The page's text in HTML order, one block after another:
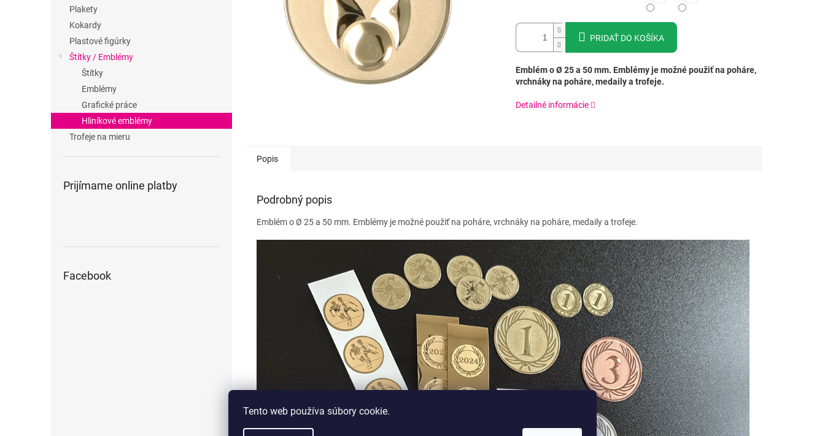
Tento web používa súbory cookie.
Plakety
Kokardy
Plastové figúrky
Štítky / Emblémy
Štítky
Emblémy
Grafické práce
Hliníkové emblémy
Trofeje na mieru
Prijímame online platby
Facebook
PRIDAŤ DO KOŠÍKA
Emblém o Ø 25 a 50 mm. Emblémy je možné použiť na poháre,
vrchnáky na poháre, medaily a trofeje.
Detailné informácie
Popis
Podrobný popis
Emblém o Ø 25 a 50 mm. Emblémy je možné použiť na poháre, vrchnáky na poháre, medaily a trofeje.